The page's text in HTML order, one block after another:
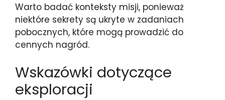
Warto badać konteksty misji, ponieważ
niektóre sekrety są ukryte w zadaniach
pobocznych, które mogą prowadzić do
cennych nagród.
Wskazówki dotyczące
eksploracji